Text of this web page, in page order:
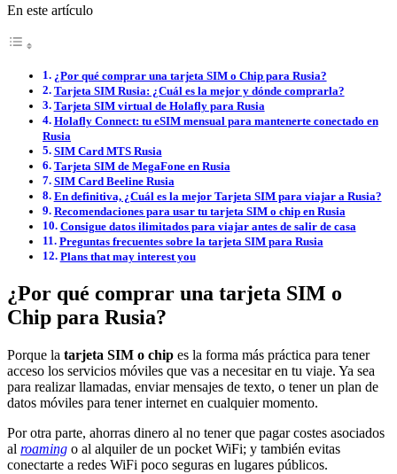
En este artículo
¿Por qué comprar una tarjeta SIM o Chip para Rusia?
Tarjeta SIM Rusia: ¿Cuál es la mejor y dónde comprarla?
Tarjeta SIM virtual de Holafly para Rusia
Holafly Connect: tu eSIM mensual para mantenerte conectado en
Rusia
SIM Card MTS Rusia
Tarjeta SIM de MegaFone en Rusia
SIM Card Beeline Rusia
En definitiva, ¿Cuál es la mejor Tarjeta SIM para viajar a Rusia?
Recomendaciones para usar tu tarjeta SIM o chip en Rusia
Consigue datos ilimitados para viajar antes de salir de casa
Preguntas frecuentes sobre la tarjeta SIM para Rusia
Plans that may interest you
¿Por qué comprar una tarjeta SIM o
Chip para Rusia?
Porque la tarjeta SIM o chip es la forma más práctica para tener
acceso los servicios móviles que vas a necesitar en tu viaje. Ya sea
para realizar llamadas, enviar mensajes de texto, o tener un plan de
datos móviles para tener internet en cualquier momento.
Por otra parte, ahorras dinero al no tener que pagar costes asociados
al roaming o al alquiler de un pocket WiFi; y también evitas
conectarte a redes WiFi poco seguras en lugares públicos.